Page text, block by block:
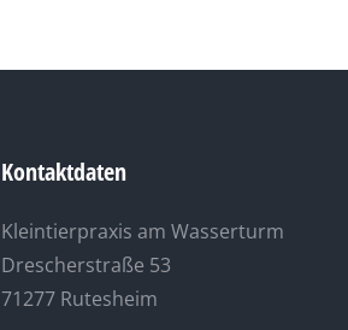
Kontaktdaten
Kleintierpraxis am Wasserturm
Drescherstraße 53
71277 Rutesheim